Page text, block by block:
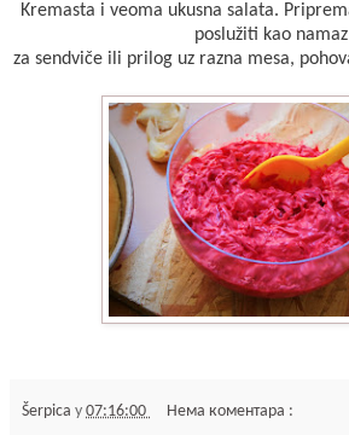
Kremasta i veoma ukusna salata.
poslužiti kao namaz
za sendviče ili prilog uz razna mesa,
Šerpica у 07:16:00 Нема коментара :